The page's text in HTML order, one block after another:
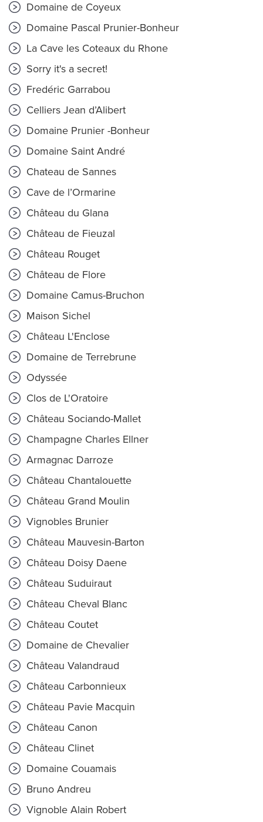
Domaine de Coyeux
Domaine Pascal Prunier-Bonheur
La Cave les Coteaux du Rhone
Sorry it's a secret!
Fredéric Garrabou
Celliers Jean d’Alibert
Domaine Prunier -Bonheur
Domaine Saint André
Chateau de Sannes
Cave de l’Ormarine
Château du Glana
Château de Fieuzal
Château Rouget
Château de Flore
Domaine Camus-Bruchon
Maison Sichel
Château L'Enclose
Domaine de Terrebrune
Odyssée
Clos de L'Oratoire
Château Sociando-Mallet
Champagne Charles Ellner
Armagnac Darroze
Château Chantalouette
Château Grand Moulin
Vignobles Brunier
Château Mauvesin-Barton
Château Doisy Daene
Château Suduiraut
Château Cheval Blanc
Château Coutet
Domaine de Chevalier
Château Valandraud
Château Carbonnieux
Château Pavie Macquin
Château Canon
Château Clinet
Domaine Couamais
Bruno Andreu
Vignoble Alain Robert